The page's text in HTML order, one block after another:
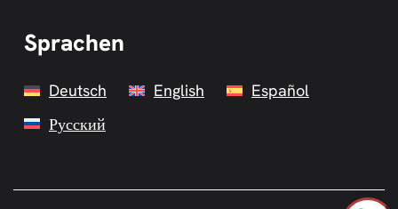
Sprachen
Deutsch English
Español
Русский